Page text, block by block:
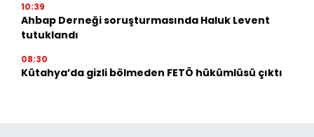
10:39
Ahbap Derneği soruşturmasında Haluk Levent
tutuklandı
08:30
Kütahya’da gizli bölmeden FETÖ hükümlüsü çıktı